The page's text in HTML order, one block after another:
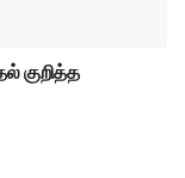
குறித்த